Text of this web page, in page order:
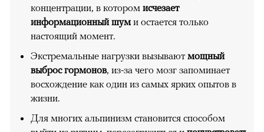
концентрации, в котором исчезает
информационный шум и остается только
настоящий момент.
Экстремальные нагрузки вызывают мощный
выброс гормонов, из-за чего мозг запоминает
восхождение как один из самых ярких опытов в
жизни.
Для многих альпинизм становится способом